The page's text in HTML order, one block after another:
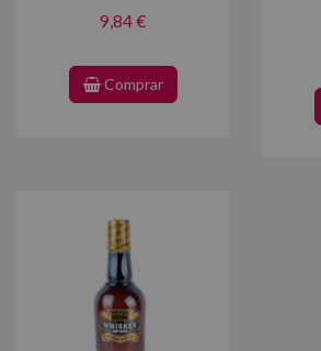
9,84 €
Comprar